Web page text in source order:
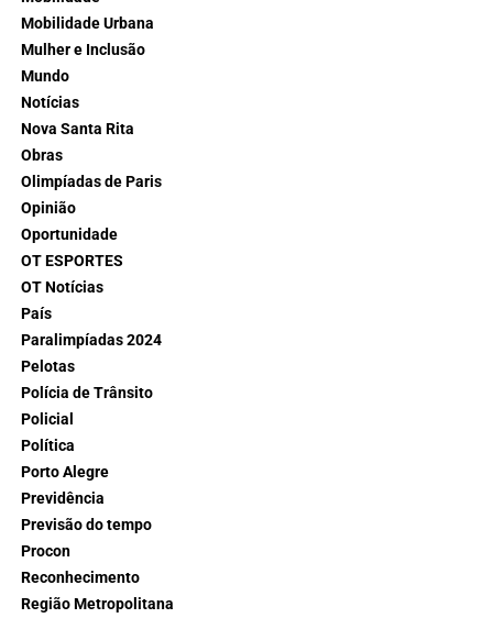
Mobilidade Urbana
Mulher e Inclusão
Mundo
Notícias
Nova Santa Rita
Obras
Olimpíadas de Paris
Opinião
Oportunidade
OT ESPORTES
OT Notícias
País
Paralimpíadas 2024
Pelotas
Polícia de Trânsito
Policial
Política
Porto Alegre
Previdência
Previsão do tempo
Procon
Reconhecimento
Região Metropolitana